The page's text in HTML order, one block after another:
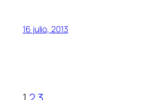
16 julio, 2013